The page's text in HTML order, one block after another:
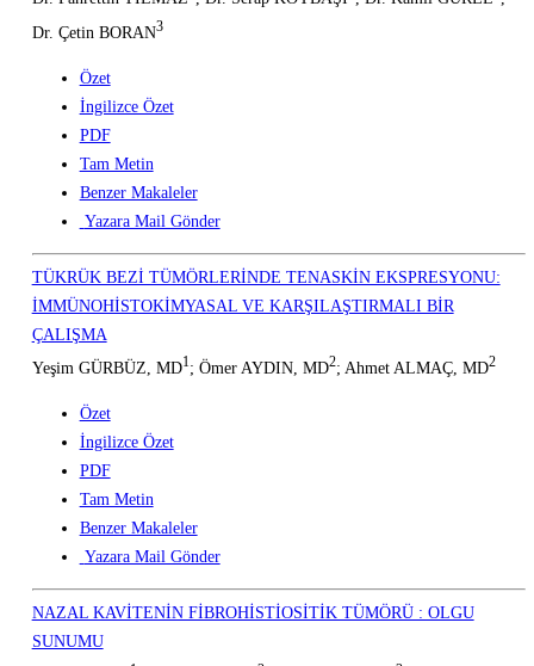
Dr. Çetin BORAN3
Özet
İngilizce Özet
PDF
Tam Metin
Benzer Makaleler
Yazara Mail Gönder
TÜKRÜK BEZİ TÜMÖRLERİNDE TENASKİN EKSPRESYONU:
İMMÜNOHİSTOKİMYASAL VE KARŞILAŞTIRMALI BİR
ÇALIŞMA
Yeşim GÜRBÜZ, MD1; Ömer AYDIN, MD2; Ahmet ALMAÇ, MD2
Özet
İngilizce Özet
PDF
Tam Metin
Benzer Makaleler
Yazara Mail Gönder
NAZAL KAVİTENİN FİBROHİSTİOSİTİK TÜMÖRÜ : OLGU
SUNUMU